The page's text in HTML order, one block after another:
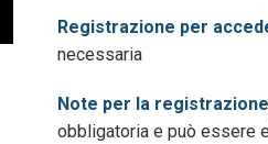
Registrazione per
necessaria
Note per la
obbligatoria e può essere